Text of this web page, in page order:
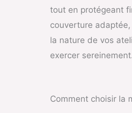
tout en protégeant
couverture
la nature de vos
exercer
Comment choisir la